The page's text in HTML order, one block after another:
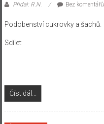
Přidal: R.N. Bez komentářů
Podobenství cukrovky a šachů.
Sdílet:
Číst dál...